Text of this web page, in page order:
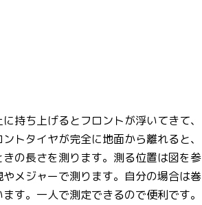
持ち上げるとフロントが浮いてきて、
トタイヤが完全に地面から離れると、
の長さを測ります。測る位置は図を参
メジャーで測ります。自分の場合は巻
す。一人で測定できるので便利です。